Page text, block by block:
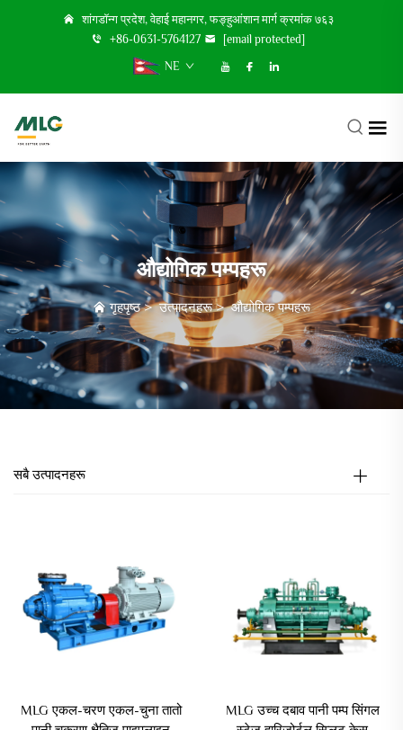
शांगडॉन्ग प्रदेश, वेहाई महानगर, फङ्हुआंशान मार्ग क्रमांक ७६३
+86-0631-5764127
[email protected]
NE
औद्योगिक पम्पहरू
गृहपृष्ठ>उत्पादनहरू>औद्योगिक पम्पहरू
सबै उत्पादनहरू
MLG एकल-चरण एकल-चुना तातो
MLG उच्च दबाव पानी पम्प सिंगल